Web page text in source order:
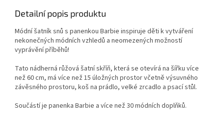
Detailní popis produktu
Módní šatník snů s panenkou Barbie inspiruje děti k vytváření
nekonečných módních vzhledů a neomezených možností
vyprávění příběhů!
Tato nádherná růžová šatní skříň, která se otevírá na šířku více
než 60 cm, má více než 15 úložných prostor včetně výsuvného
závěsného prostoru, koš na prádlo, velké zrcadlo a psací stůl.
Součástí je panenka Barbie a více než 30 módních doplňků.